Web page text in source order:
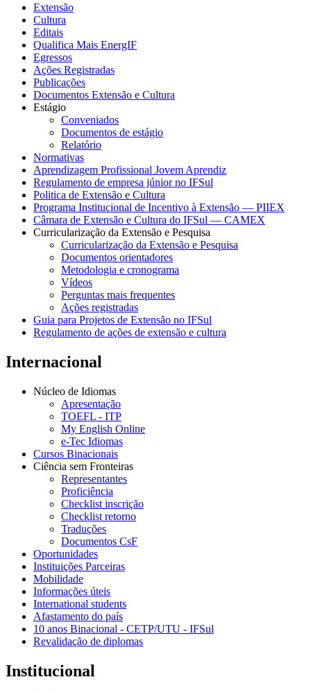
Extensão
Cultura
Editais
Qualifica Mais EnergIF
Egressos
Ações Registradas
Publicações
Documentos Extensão e Cultura
Estágio
Conveniados
Documentos de estágio
Relatório
Normativas
Aprendizagem Profissional Jovem Aprendiz
Regulamento de empresa júnior no IFSul
Politica de Extensão e Cultura
Programa Institucional de Incentivo à Extensão — PIIEX
Câmara de Extensão e Cultura do IFSul — CAMEX
Curricularização da Extensão e Pesquisa
Curricularização da Extensão e Pesquisa
Documentos orientadores
Metodologia e cronograma
Vídeos
Perguntas mais frequentes
Ações registradas
Guia para Projetos de Extensão no IFSul
Regulamento de ações de extensão e cultura
Internacional
Núcleo de Idiomas
Apresentação
TOEFL - ITP
My English Online
e-Tec Idiomas
Cursos Binacionais
Ciência sem Fronteiras
Representantes
Proficiência
Checklist inscrição
Checklist retorno
Traduções
Documentos CsF
Oportunidades
Instituições Parceiras
Mobilidade
Informações úteis
International students
Afastamento do país
10 anos Binacional - CETP/UTU - IFSul
Revalidação de diplomas
Institucional